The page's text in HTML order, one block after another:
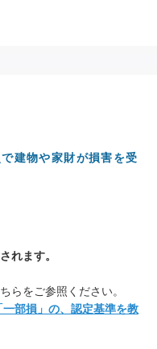
建物や家財が損害を受
れます。
らをご参照ください。
部損」の、認定基準を教